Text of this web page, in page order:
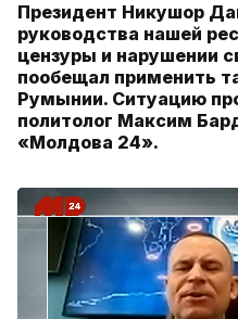
Президент Никушор
руководства нашей
цензуры и нарушении
пообещал применить
Румынии. Ситуацию
политолог Максим
«Молдова 24».